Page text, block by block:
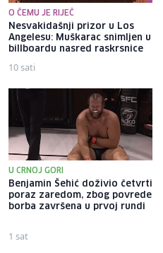
O ČEMU JE RIJEČ
Nesvakidašnji prizor u Los
Angelesu: Muškarac snimljen u
billboardu nasred raskrsnice
10 sati
U CRNOJ GORI
Benjamin Šehić doživio četvrti
poraz zaredom, zbog povrede
borba završena u prvoj rundi
1 sat